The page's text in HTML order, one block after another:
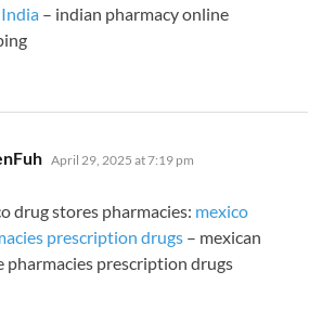
– indian pharmacy online
says:
April 29, 2025 at 7:19 pm
drug stores pharmacies: mexico
prescription drugs – mexican
pharmacies prescription drugs